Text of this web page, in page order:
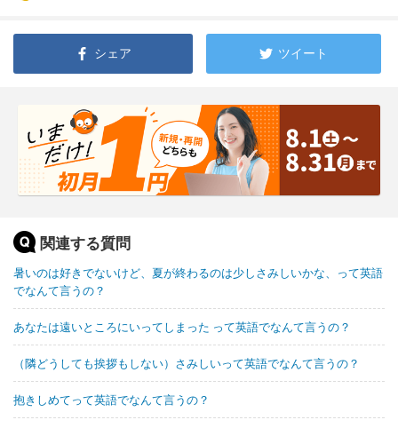
シェア ツイート
関連する質問
暑いのは好きでないけど、夏が終わるのは少しさみしいかな、って英語
でなんて言うの？
あなたは遠いところにいってしまった って英語でなんて言うの？
（隣どうしても挨拶もしない）さみしいって英語でなんて言うの？
抱きしめてって英語でなんて言うの？